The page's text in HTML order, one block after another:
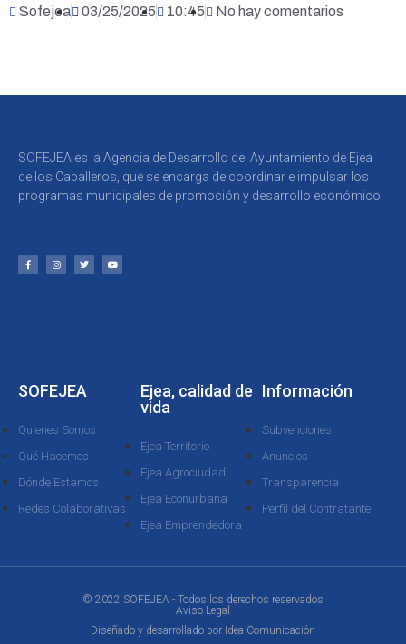
Sofejea 03/25/2025 10:45 No hay comentarios
SOFEJEA es la Agencia de Desarrollo del Ayuntamiento de Ejea
de los Caballeros, que se encarga de coordinar e impulsar los
programas municipales de promoción y desarrollo económico
SOFEJEA
Quienes Somos
Qué Hacemos
Dónde Estamos
Redes Colaborativas
Ejea, calidad de
vida
Ejea Territorio
Ejea Agrociudad
Ejea Econurbana
Ejea Emprendedora
Información
Subvenciones
Anuncios
Transparencia
Perfil del Contratante
© 2022 SOFEJEA - Todos los derechos reservados
Aviso Legal
Diseñado y desarrollado por Idea Comunicación